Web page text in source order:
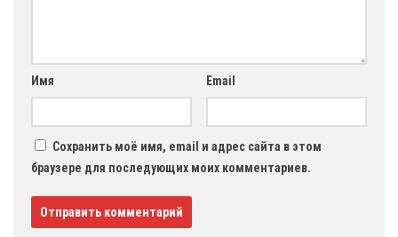
Имя Email
Сохранить моё имя, email и адрес сайта в этом
браузере для последующих моих комментариев.